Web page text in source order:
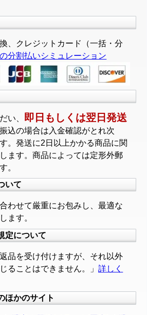
、クレジットカード（一括・分
分割払いシミュレーション
い、 即日もしくは翌日発送
込の場合は入金確認がとれ次
。発送に2日以上かかる商品に関
ます。商品によっては定形外郵
。
いて
わせて厳重にお包みし、最適な
ます。
定について
品を受け付けますが、それ以外
ることはできません。」詳しく
ほかのサイト